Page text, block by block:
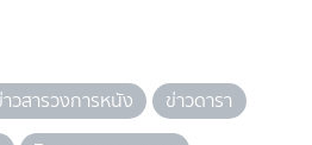
วสารวงการหนัง
ข่าวดารา